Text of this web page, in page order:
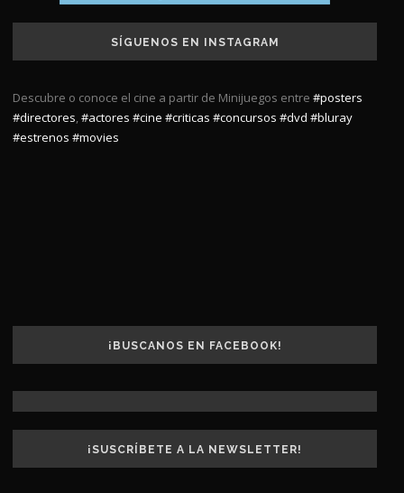
SÍGUENOS EN INSTAGRAM
Descubre o conoce el cine a partir de Minijuegos entre #posters
#directores,#actores #cine #criticas #concursos #dvd #bluray
#estrenos #movies
¡BUSCANOS EN FACEBOOK!
¡SUSCRÍBETE A LA NEWSLETTER!